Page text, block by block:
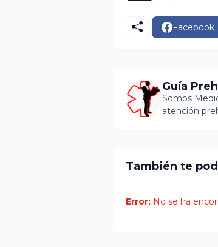
Facebook
Guía
Somos
atención
También te
Error: No se ha